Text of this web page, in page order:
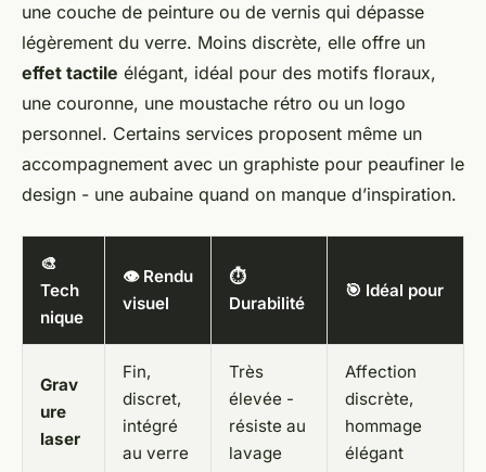
une couche de peinture ou de vernis qui dépasse
légèrement du verre. Moins discrète, elle offre un
effet tactile élégant, idéal pour des motifs floraux,
une couronne, une moustache rétro ou un logo
personnel. Certains services proposent même un
accompagnement avec un graphiste pour peaufiner le
design - une aubaine quand on manque d’inspiration.
🎨
Tech
nique
👁️ Rendu
visuel
⏱️
Durabilité
🎯 Idéal pour
Grav
ure
laser
Fin,
discret,
intégré
au verre
Très
élevée -
résiste au
lavage
Affection
discrète,
hommage
élégant